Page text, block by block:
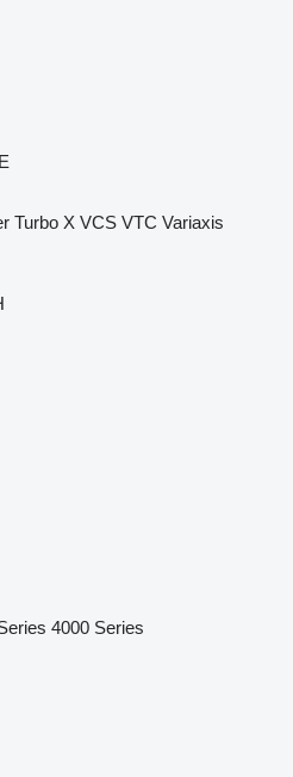
Turbo X VCS VTC Variaxis
4000 Series